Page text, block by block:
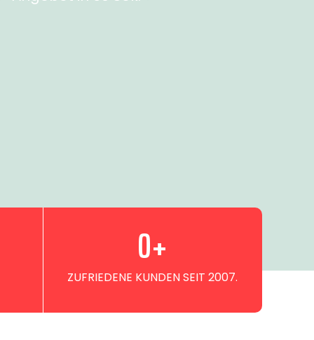
ZUFRIEDENE KUNDEN SEIT 2007.
0+